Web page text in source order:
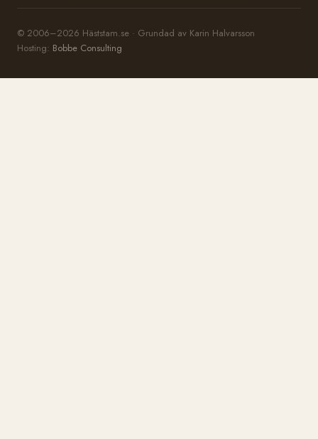
© 2006–2026 Häststam.se · Grundad av Karin Halvarsson
Hosting: Bobbe Consulting